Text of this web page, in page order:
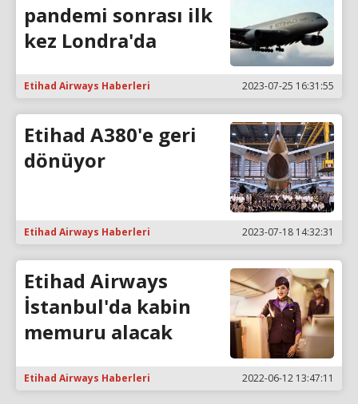
pandemi sonrası ilk
kez Londra'da
Etihad Airways Haberleri 2023-07-25 16:31:55
Etihad A380'e geri
dönüyor
Etihad Airways Haberleri 2023-07-18 14:32:31
Etihad Airways
İstanbul'da kabin
memuru alacak
Etihad Airways Haberleri 2022-06-12 13:47:11